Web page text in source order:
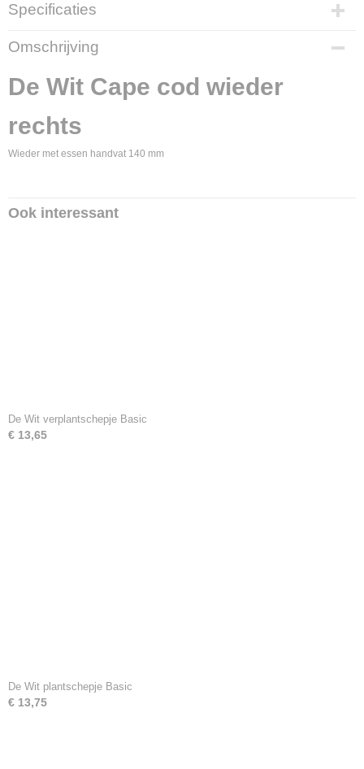
Specificaties
Productcode
2514
Productcode leverancier
3097
Omschrijving
De Wit Cape cod wieder
rechts
Wieder met essen handvat 140 mm
Ook interessant
De Wit verplantschepje Basic
€ 13,65
De Wit plantschepje Basic
€ 13,75